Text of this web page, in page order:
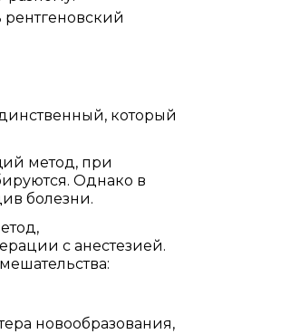
который
метод, при
Однако в
болезни.
с анестезией.
новообразования,